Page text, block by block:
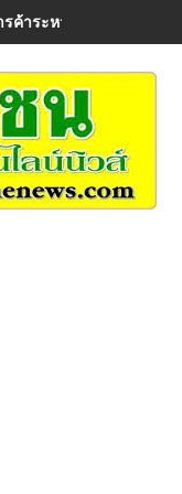
าระหว่างประเทศ เพื่อ